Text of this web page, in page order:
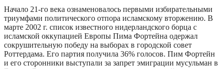
Начало 21-го века ознаменовалось первыми избирательными
триумфами политического отпора исламскому вторжению. В
марте 2002 г. список известного нидерландского борца с
исламской оккупацией Европы Пима Фортейна одержал
сокрушительную победу на выборах в городской совет
Роттердама. Его партия получила 36% голосов. Пим Фортейн
и его сторонники выступали за запрет эмиграции мусульман в